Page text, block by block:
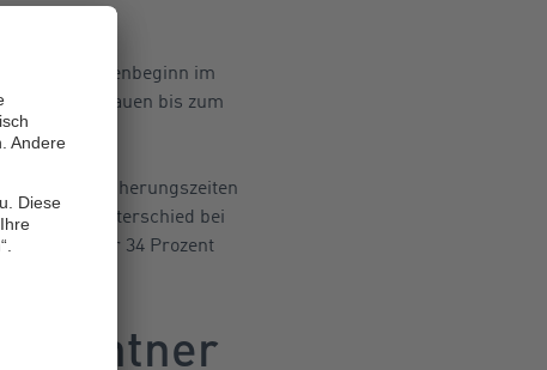
bei Rentenbeginn im
hatten Frauen bis zum
Versicherungszeiten
Unterschied bei
sogar über 34 Prozent